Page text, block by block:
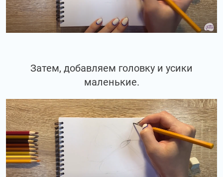
Затем, добавляем головку и усики
маленькие.